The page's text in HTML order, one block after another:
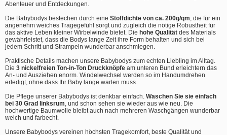
Abenteuer und Entdeckungen.
Die Babybodys bestechen durch eine Stoffdichte von ca. 200g/qm , die für ein
angenehm weiches Tragegefühl sorgt und zugleich die nötige Robustheit für
das aktive Leben kleiner Wirbelwinde bietet. Die hohe Qualität des Materials
gewährleistet, dass die Bodys lange Zeit ihre Form behalten und sich bei
jedem Schritt und Strampeln wunderbar anschmiegen.
Praktische Details machen unsere Babybodys zum echten Liebling im Alltag.
Die 3 nickelfreien Ton-in-Ton Druckknöpfe am unteren Bund erleichtern das
An- und Ausziehen enorm. Windelwechsel werden so im Handumdrehen
erledigt, ohne dass Ihr Baby lange warten muss.
Die Pflege unserer Babybodys ist denkbar einfach. Waschen Sie sie einfach
bei 30 Grad linksrum , und schon sehen sie wieder aus wie neu. Die
hochwertige Baumwolle bleibt auch nach mehreren Waschgängen wunderbar
weich und farbecht.
Unsere Babybodys vereinen höchsten Tragekomfort, beste Qualität und